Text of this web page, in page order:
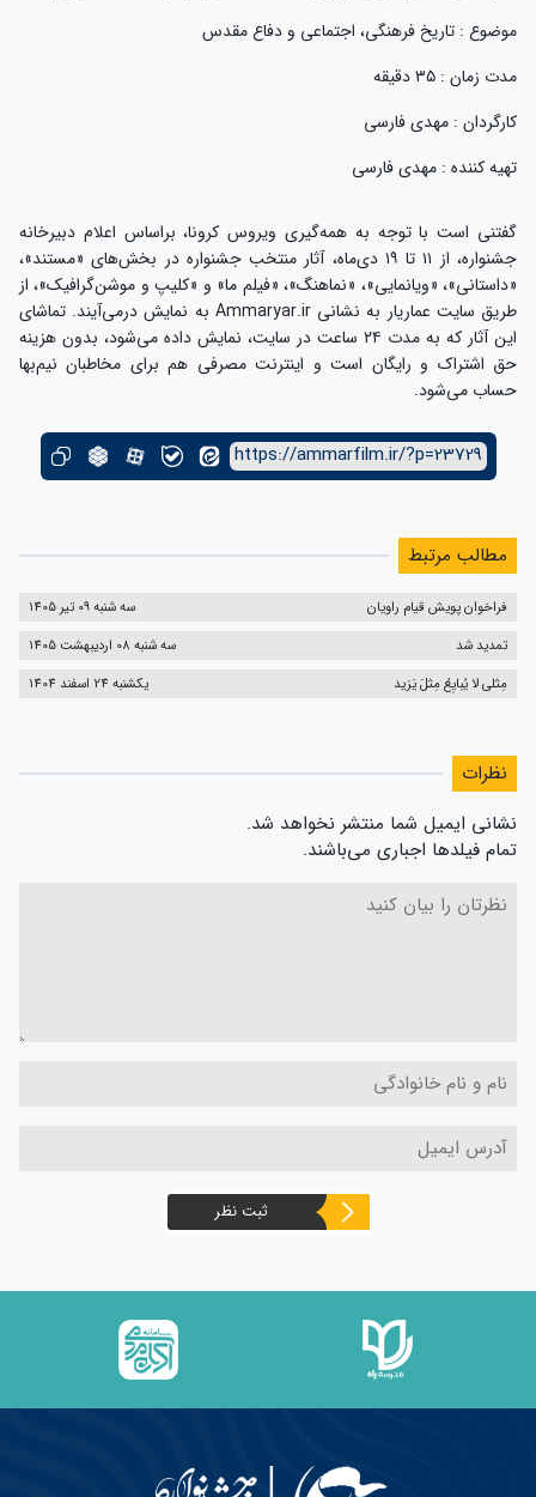
موضوع : تاریخ فرهنگی، اجتماعی و دفاع مقدس
مدت زمان : ۳۵ دقیقه
کارگردان : مهدی فارسی
تهیه کننده : مهدی فارسی
گفتنی است با توجه به همه‌گیری ویروس کرونا، براساس اعلام دبیرخانه
جشنواره، از ۱۱ تا ۱۹ دی‌ماه، آثار منتخب جشنواره در بخش‌های «مستند»،
«داستانی»، «ویانمایی»، «نماهنگ»، «فیلم ما» و «کلیپ و موشن‌گرافیک»، از
طریق سایت عماریار به نشانی Ammaryar.ir به نمایش درمی‌آیند. تماشای
این آثار که به مدت ۲۴ ساعت در سایت، نمایش داده می‌شود، بدون هزینه
حق اشتراک و رایگان است و اینترنت مصرفی هم برای مخاطبان نیم‌بها
حساب می‌شود.
https://ammarfilm.ir/?p=23729
مطالب مرتبط
فراخوان پویش قیام راویان
سه شنبه 09 تیر 1405
تمدید شد
سه شنبه 08 اردیبهشت 1405
مِثلی لا یُبایِعُ مِثلَ یَزید
یکشنبه 24 اسفند 1404
نظرات
نشانی ایمیل شما منتشر نخواهد شد.
تمام فیلدها اجباری می‌باشند.
ثبت نظر